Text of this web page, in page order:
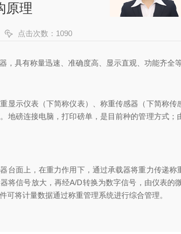
原理
点击次数：1090
，具有称量迅速、准确度高、显示直观、功能齐
显示仪表（下简称仪表）、称重传感器（下简称
地磅连接电脑，打印磅单，是目前种的管理方式
台面上，在重力作用下，通过承载器将重力传递
将信号放大，再经A/D转换为数字信号，由仪表
可将计量数据通过称重管理系统进行综合管理。